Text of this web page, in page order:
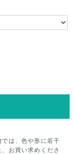
は、色や形に若干
お買い求めくださ